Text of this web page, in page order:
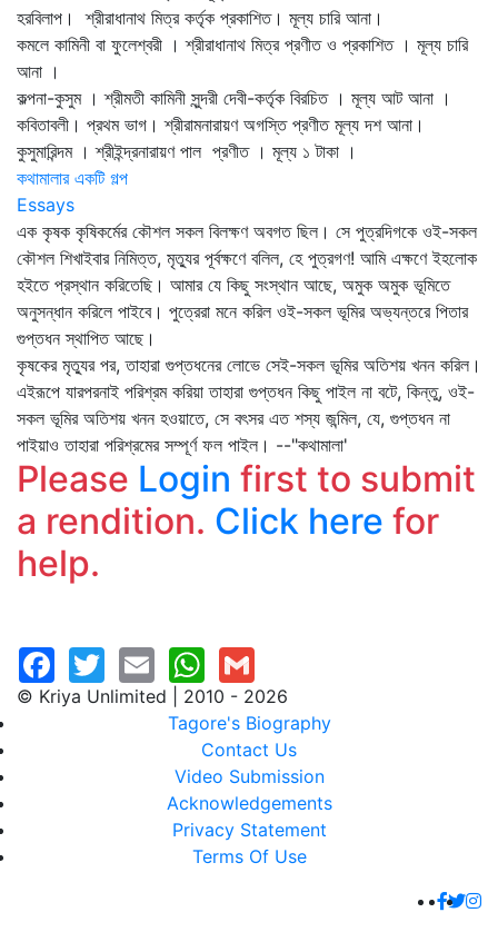
হরবিলাপ। শ্রীরাধানাথ মিত্র কর্তৃক প্রকাশিত। মূল্য চারি আনা।
কমলে কামিনী বা ফুলেশ্বরী । শ্রীরাধানাথ মিত্র প্রণীত ও প্রকাশিত । মূল্য চারি
আনা ।
কল্পনা-কুসুম । শ্রীমতী কামিনী সুন্দরী দেবী-কর্তৃক বিরচিত । মূল্য আট আনা ।
কবিতাবলী। প্রথম ভাগ। শ্রীরামনারায়ণ অগস্তি প্রণীত মূল্য দশ আনা।
কুসুমারিন্দম । শ্রীইন্দ্রনারায়ণ পাল প্রণীত । মূল্য ১ টাকা ।
কথামালার একটি গল্প
Essays
এক কৃষক কৃষিকর্মের কৌশল সকল বিলক্ষণ অবগত ছিল। সে পুত্রদিগকে ওই-সকল
কৌশল শিখাইবার নিমিত্ত, মৃত্যুর পূর্বক্ষণে বলিল, হে পুত্রগণ! আমি এক্ষণে ইহলোক
হইতে প্রস্থান করিতেছি। আমার যে কিছু সংস্থান আছে, অমুক অমুক ভূমিতে
অনুসন্ধান করিলে পাইবে। পুত্রেরা মনে করিল ওই-সকল ভূমির অভ্যন্তরে পিতার
গুপ্তধন স্থাপিত আছে।
কৃষকের মৃত্যুর পর, তাহারা গুপ্তধনের লোভে সেই-সকল ভূমির অতিশয় খনন করিল।
এইরূপে যারপরনাই পরিশ্রম করিয়া তাহারা গুপ্তধন কিছু পাইল না বটে, কিন্তু, ওই-
সকল ভূমির অতিশয় খনন হওয়াতে, সে বৎসর এত শস্য জন্মিল, যে, গুপ্তধন না
পাইয়াও তাহারা পরিশ্রমের সম্পূর্ণ ফল পাইল। --"কথামালা'
Please Login first to submit
a rendition. Click here for
help.
© Kriya Unlimited | 2010 - 2026
Tagore's Biography
Contact Us
Video Submission
Acknowledgements
Privacy Statement
Terms Of Use